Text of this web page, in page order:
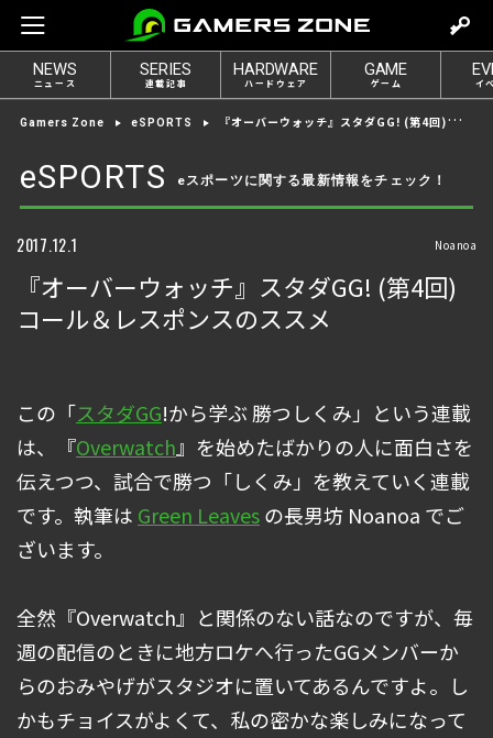
e
t
l
o
g
i
n
NEWS
ニュース
SERIES
連載記事
HARDWARE
ハードウェア
GAME
ゲーム イ
Gamers Zone eSPORTS 『オーバーウォッチ』スタダGG! (第4回)コール＆レスポンスのススメ
eSPORTS eスポーツに関する最新情報をチェック！
2017.12.1 Noanoa
『オーバーウォッチ』スタダGG! (第4回)
コール＆レスポンスのススメ
この「スタダGG!から学ぶ 勝つしくみ」という連載
は、『Overwatch』を始めたばかりの人に面白さを
伝えつつ、試合で勝つ「しくみ」を教えていく連載
です。執筆は Green Leavesの長男坊 Noanoa でご
ざいます。
全然『Overwatch』と関係のない話なのですが、毎
週の配信のときに地方ロケへ行ったGGメンバーか
らのおみやげがスタジオに置いてあるんですよ。し
かもチョイスがよくて、私の密かな楽しみになって